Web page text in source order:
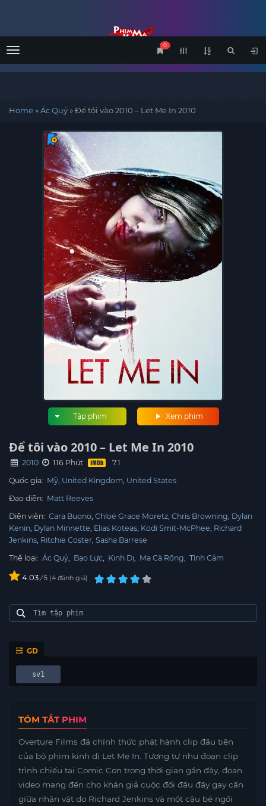
Menu
0
Home»Ác Quỷ»Để tôi vào 2010 – Let Me In 2010
Xem phim
Tập phim
Để tôi vào 2010 – Let Me In 2010
2010
116 Phút
Quốc gia: Mỹ United Kingdom United States
Đạo diễn: Matt Reeves
Diễn viên: Cara Buono Chloë Grace Moretz Chris Browning Dylan
Kenin Dylan Minnette Elias Koteas Kodi Smit-McPhee Richard
Jenkins Ritchie Coster Sasha Barrese
Thể loại: Ác Quỷ, Bạo Lực, Kinh Dị, Ma Cà Rồng, Tình Cảm
4.03/ 5 4 đánh giá
GD
sv1
TÓM TẮT PHIM
Overture Films đã chính thức phát hành clip đầu tiên
của bộ phim kinh dị Let Me In. Tương tự như đoạn clip
trình chiếu tại Comic Con trong thời gian gần đây, đoạn
video mang đến cho khán giả cuộc đối đầu đầy gay cấn
giữa nhân vật do Richard Jenkins và một cậu bé ngồi